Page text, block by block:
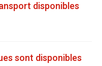
disponibles
sont disponibles